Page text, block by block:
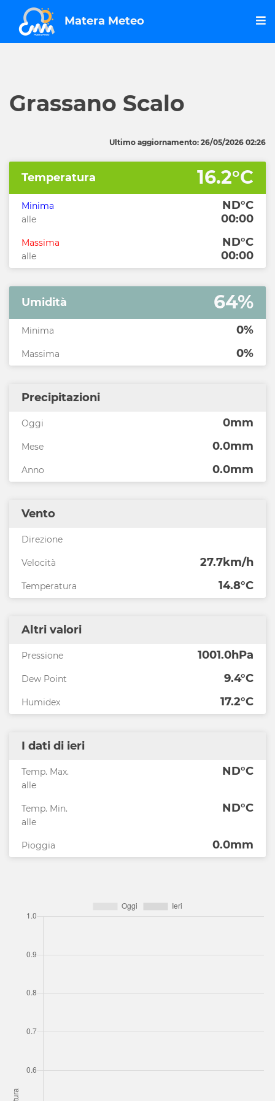
Matera Meteo
Grassano Scalo
Ultimo aggiornamento: 26/05/2026 02:26
Temperatura 16.2°C
Minima ND°C
alle 00:00
Massima ND°C
alle 00:00
Umidità 64%
Minima 0%
Massima 0%
Precipitazioni
Oggi 0mm
Mese 0.0mm
Anno 0.0mm
Vento
Direzione
Velocità 27.7km/h
Temperatura 14.8°C
Altri valori
Pressione 1001.0hPa
Dew Point 9.4°C
Humidex 17.2°C
I dati di ieri
Temp. Max. ND°C
alle
Temp. Min. ND°C
alle
Pioggia 0.0mm